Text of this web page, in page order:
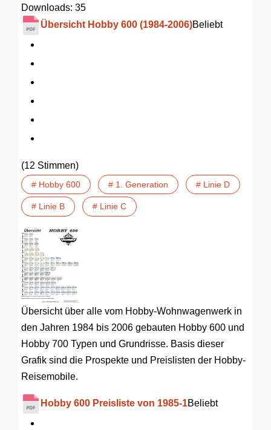
Downloads: 35
Übersicht Hobby 600 (1984-2006)Beliebt
(12 Stimmen)
# Hobby 600 # 1. Generation # Linie D
# Linie B # Linie C
Übersicht über alle vom Hobby-Wohnwagenwerk in
den Jahren 1984 bis 2006 gebauten Hobby 600 und
Hobby 700 Typen und Grundrisse. Basis dieser
Grafik sind die Prospekte und Preislisten der Hobby-
Reisemobile.
Hobby 600 Preisliste von 1985-1Beliebt